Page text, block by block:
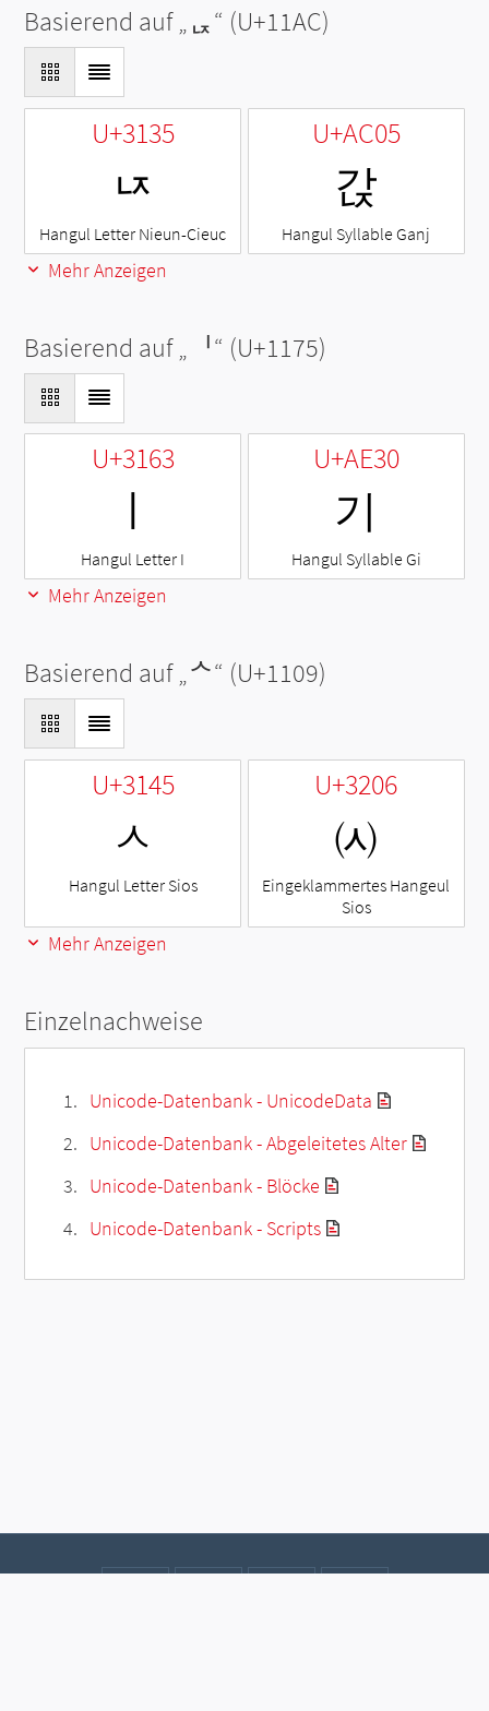
Basierend auf „ᆬ“ (U+11AC)
U+3135
ㄵ
Hangul Letter Nieun-Cieuc
U+AC05
갅
Hangul Syllable Ganj
Mehr Anzeigen
Basierend auf „ ᅵ“ (U+1175)
U+3163
ㅣ
Hangul Letter I
U+AE30
기
Hangul Syllable Gi
Mehr Anzeigen
Basierend auf „ᄉ“ (U+1109)
U+3145
ㅅ
Hangul Letter Sios
U+3206
㈆
Eingeklammertes Hangeul
Sios
Mehr Anzeigen
Einzelnachweise
Unicode-Datenbank - UnicodeData
Unicode-Datenbank - Abgeleitetes Alter
Unicode-Datenbank - Blöcke
Unicode-Datenbank - Scripts